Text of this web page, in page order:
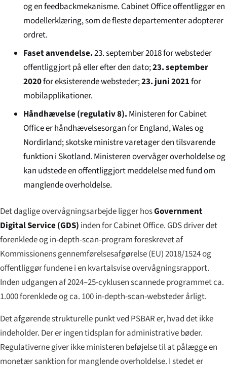
og en feedbackmekanisme. Cabinet Office offentliggør en
modellerklæring, som de fleste departementer adopterer
ordret.
Faset anvendelse.23. september 2018 for websteder
offentliggjort på eller efter den dato;23. september
2020for eksisterende websteder;23. juni 2021for
mobilapplikationer.
Håndhævelse (regulativ 8). Ministeren for Cabinet
Office er håndhævelsesorgan for England, Wales og
Nordirland; skotske ministre varetager den tilsvarende
funktion i Skotland. Ministeren overvåger overholdelse og
kan udstede en offentliggjort meddelelse med fund om
manglende overholdelse.
Det daglige overvågningsarbejde ligger hosGovernment
Digital Service (GDS) inden for Cabinet Office. GDS driver det
forenklede og in-depth-scan-program foreskrevet af
Kommissionens gennemførelsesafgørelse (EU) 2018/1524 og
offentliggør fundene i en kvartalsvise overvågningsrapport.
Inden udgangen af 2024–25-cyklusen scannede programmet ca.
1.000 forenklede og ca. 100 in-depth-scan-websteder årligt.
Det afgørende strukturelle punkt ved PSBAR er, hvad detikke
indeholder. Der er ingen tidsplan for administrative bøder.
Regulativerne giver ikke ministeren beføjelse til at pålægge en
monetær sanktion for manglende overholdelse. I stedet er